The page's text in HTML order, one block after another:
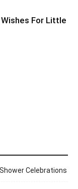
For Little
Celebrations